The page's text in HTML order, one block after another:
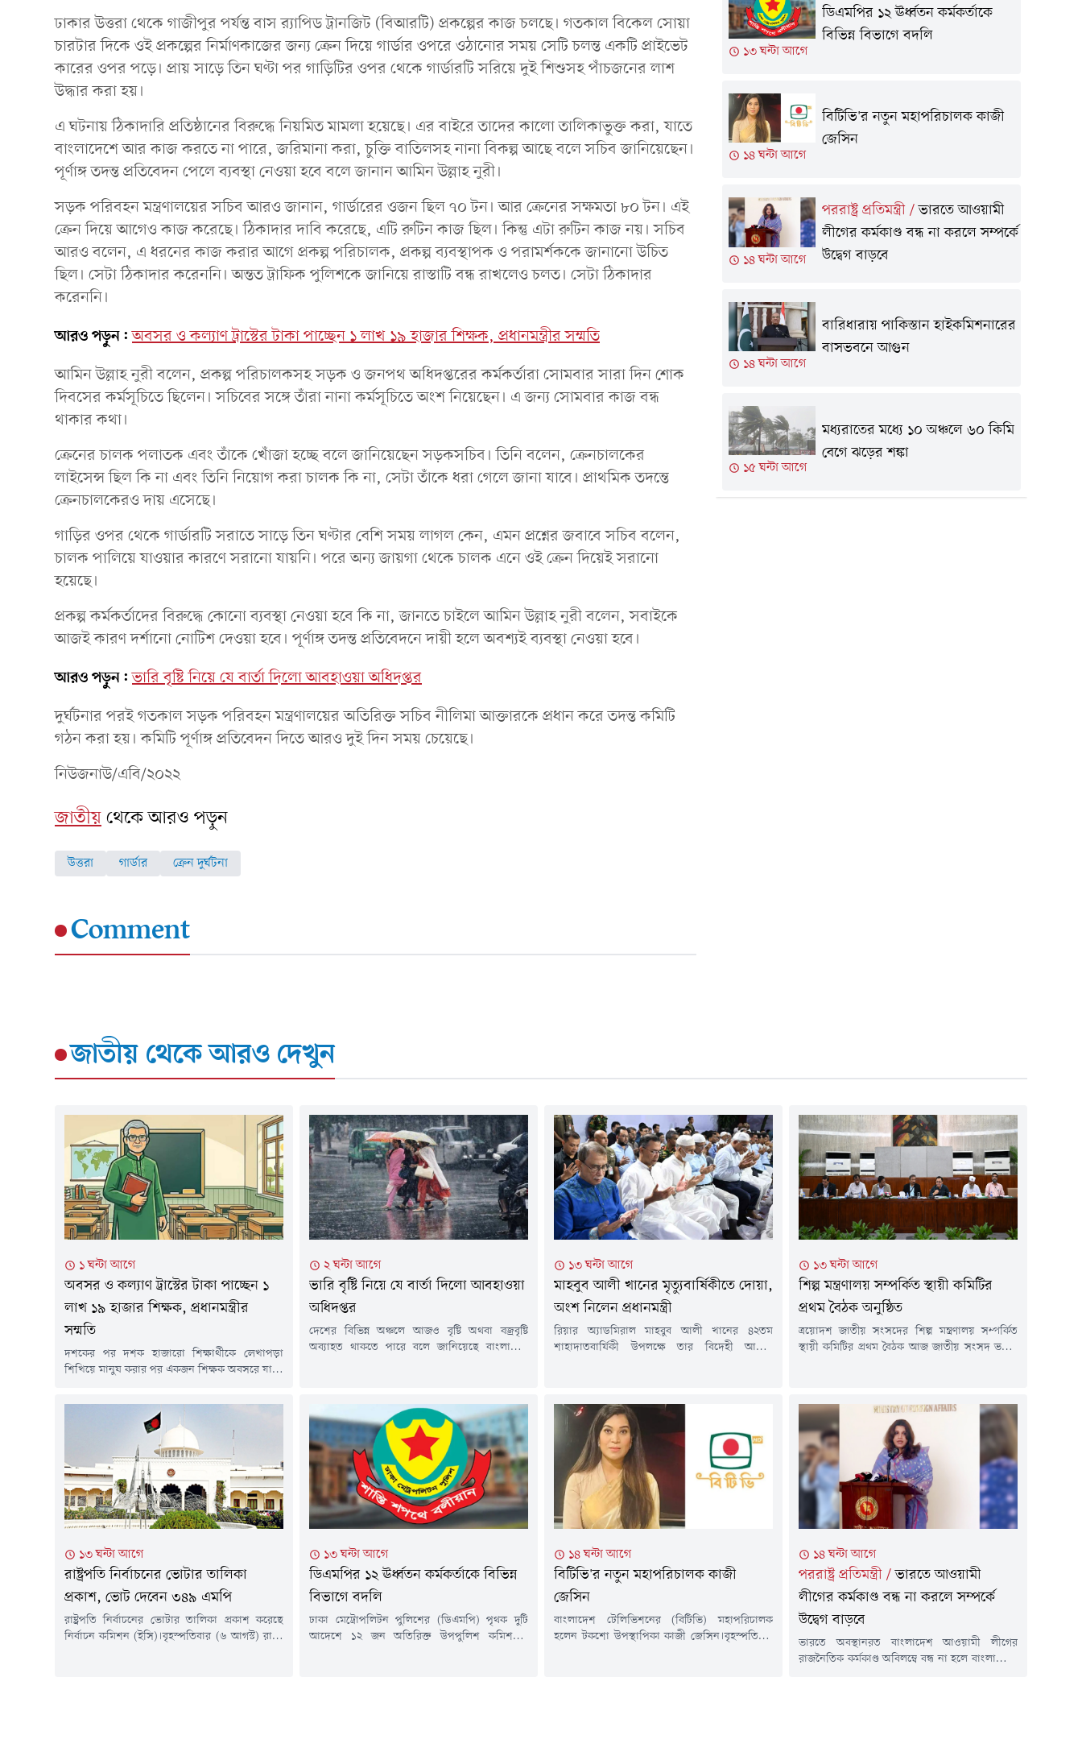
ঢাকার উত্তরা থেকে গাজীপুর পর্যন্ত বাস র‌্যাপিড ট্রানজিট (বিআরটি) প্রকল্পের কাজ চলছে। গতকাল বিকেল সোয়া
চারটার দিকে ওই প্রকল্পের নির্মাণকাজের জন্য ক্রেন দিয়ে গার্ডার ওপরে ওঠানোর সময় সেটি চলন্ত একটি প্রাইভেট
কারের ওপর পড়ে। প্রায় সাড়ে তিন ঘণ্টা পর গাড়িটির ওপর থেকে গার্ডারটি সরিয়ে দুই শিশুসহ পাঁচজনের লাশ
উদ্ধার করা হয়।
এ ঘটনায় ঠিকাদারি প্রতিষ্ঠানের বিরুদ্ধে নিয়মিত মামলা হয়েছে। এর বাইরে তাদের কালো তালিকাভুক্ত করা, যাতে
বাংলাদেশে আর কাজ করতে না পারে, জরিমানা করা, চুক্তি বাতিলসহ নানা বিকল্প আছে বলে সচিব জানিয়েছেন।
পূর্ণাঙ্গ তদন্ত প্রতিবেদন পেলে ব্যবস্থা নেওয়া হবে বলে জানান আমিন উল্লাহ নুরী।
সড়ক পরিবহন মন্ত্রণালয়ের সচিব আরও জানান, গার্ডারের ওজন ছিল ৭০ টন। আর ক্রেনের সক্ষমতা ৮০ টন। এই
ক্রেন দিয়ে আগেও কাজ করেছে। ঠিকাদার দাবি করেছে, এটি রুটিন কাজ ছিল। কিন্তু এটা রুটিন কাজ নয়। সচিব
আরও বলেন, এ ধরনের কাজ করার আগে প্রকল্প পরিচালক, প্রকল্প ব্যবস্থাপক ও পরামর্শককে জানানো উচিত
ছিল। সেটা ঠিকাদার করেননি। অন্তত ট্রাফিক পুলিশকে জানিয়ে রাস্তাটি বন্ধ রাখলেও চলত। সেটা ঠিকাদার
করেননি।
আরও পড়ুন: অবসর ও কল্যাণ ট্রাস্টের টাকা পাচ্ছেন ১ লাখ ১৯ হাজার শিক্ষক, প্রধানমন্ত্রীর সম্মতি
আমিন উল্লাহ নুরী বলেন, প্রকল্প পরিচালকসহ সড়ক ও জনপথ অধিদপ্তরের কর্মকর্তারা সোমবার সারা দিন শোক
দিবসের কর্মসূচিতে ছিলেন। সচিবের সঙ্গে তাঁরা নানা কর্মসূচিতে অংশ নিয়েছেন। এ জন্য সোমবার কাজ বন্ধ
থাকার কথা।
ক্রেনের চালক পলাতক এবং তাঁকে খোঁজা হচ্ছে বলে জানিয়েছেন সড়কসচিব। তিনি বলেন, ক্রেনচালকের
লাইসেন্স ছিল কি না এবং তিনি নিয়োগ করা চালক কি না, সেটা তাঁকে ধরা গেলে জানা যাবে। প্রাথমিক তদন্তে
ক্রেনচালকেরও দায় এসেছে।
গাড়ির ওপর থেকে গার্ডারটি সরাতে সাড়ে তিন ঘণ্টার বেশি সময় লাগল কেন, এমন প্রশ্নের জবাবে সচিব বলেন,
চালক পালিয়ে যাওয়ার কারণে সরানো যায়নি। পরে অন্য জায়গা থেকে চালক এনে ওই ক্রেন দিয়েই সরানো
হয়েছে।
প্রকল্প কর্মকর্তাদের বিরুদ্ধে কোনো ব্যবস্থা নেওয়া হবে কি না, জানতে চাইলে আমিন উল্লাহ নুরী বলেন, সবাইকে
আজই কারণ দর্শানো নোটিশ দেওয়া হবে। পূর্ণাঙ্গ তদন্ত প্রতিবেদনে দায়ী হলে অবশ্যই ব্যবস্থা নেওয়া হবে।
আরও পড়ুন: ভারি বৃষ্টি নিয়ে যে বার্তা দিলো আবহাওয়া অধিদপ্তর
দুর্ঘটনার পরই গতকাল সড়ক পরিবহন মন্ত্রণালয়ের অতিরিক্ত সচিব নীলিমা আক্তারকে প্রধান করে তদন্ত কমিটি
গঠন করা হয়। কমিটি পূর্ণাঙ্গ প্রতিবেদন দিতে আরও দুই দিন সময় চেয়েছে।
নিউজনাউ/এবি/২০২২
জাতীয়থেকে আরও পড়ুন
উত্তরা গার্ডার ক্রেন দুর্ঘটনা
Comment
১৩ ঘন্টা আগে
ডিএমপির ১২ ঊর্ধ্বতন কর্মকর্তাকে
বিভিন্ন বিভাগে বদলি
১৪ ঘন্টা আগে
বিটিভি'র নতুন মহাপরিচালক কাজী
জেসিন
১৪ ঘন্টা আগে
পররাষ্ট্র প্রতিমন্ত্রী/ভারতে আওয়ামী
লীগের কর্মকাণ্ড বন্ধ না করলে সম্পর্কে
উদ্বেগ বাড়বে
১৪ ঘন্টা আগে
বারিধারায় পাকিস্তান হাইকমিশনারের
বাসভবনে আগুন
১৫ ঘন্টা আগে
মধ্যরাতের মধ্যে ১০ অঞ্চলে ৬০ কিমি
বেগে ঝড়ের শঙ্কা
জাতীয় থেকে আরও দেখুন
১ ঘন্টা আগে
অবসর ও কল্যাণ ট্রাস্টের টাকা পাচ্ছেন ১
লাখ ১৯ হাজার শিক্ষক, প্রধানমন্ত্রীর
সম্মতি
দশকের পর দশক হাজারো শিক্ষার্থীকে লেখাপড়া
শিখিয়ে মানুষ করার পর একজন শিক্ষক অবসরে যান।
নিজের সঞ্চিত অবসরের টাকা ভরসা তাদের। কিন্তু এ
টাকা সময়মতো ফেরত না পাওয়ায় চরম ভোগান্তিতে
পড়তে হয়েছিল তাদের। অবশেষে সেই ভোগান্তি
কমানোর উদ্যোগ নিয়েছে বিএনপি সরকার।
উদ্যোগের অংশ হিসেবে...
২ ঘন্টা আগে
ভারি বৃষ্টি নিয়ে যে বার্তা দিলো আবহাওয়া
অধিদপ্তর
দেশের বিভিন্ন অঞ্চলে আজও বৃষ্টি অথবা বজ্রবৃষ্টি
অব্যাহত থাকতে পারে বলে জানিয়েছে বাংলাদেশ
বর্ষণের সম্ভাবনা রয়েছে।শুক্রবার (৭ আগস্ট) সন্ধ্যা ৬টা
পর্যন্ত দেওয়া পূর্বাভাসে এ তথ্য জানানো হয়।এতে বলা
হয়েছে, মৌসুমি বায়ুর অক্ষের...
১৩ ঘন্টা আগে
মাহবুব আলী খানের মৃত্যুবার্ষিকীতে দোয়া,
অংশ নিলেন প্রধানমন্ত্রী
রিয়ার অ্যাডমিরাল মাহবুব আলী খানের ৪২তম
শাহাদাতবার্ষিকী উপলক্ষে তার বিদেহী আত্মার
ভবনে' তার পরিবারের পক্ষ থেকে এই দোয়া
মাহফিলের আয়োজন করা হয়।প্রধানমন্ত্রী তারেক
রহমান এবং শহীদ মাহবুব আলী খানের কন্যা ও
প্রধানমন্ত্রীর...
১৩ ঘন্টা আগে
শিল্প মন্ত্রণালয় সম্পর্কিত স্থায়ী কমিটির
প্রথম বৈঠক অনুষ্ঠিত
ত্রয়োদশ জাতীয় সংসদের শিল্প মন্ত্রণালয় সম্পর্কিত
স্থায়ী কমিটির প্রথম বৈঠক আজ জাতীয় সংসদ ভবনে
গুরুত্বারোপ করা হয়।পাশাপাশি, উন্নয়ন প্রকল্পসমূহ
নির্ধারিত সময়ের মধ্যে সম্পন্ন করা, বরাদ্দের যথাযথ
ব্যবহার নিশ্চিত করা, শিল্পখাতের প্রতিযোগিতা
সক্ষমতা...
১৩ ঘন্টা আগে
রাষ্ট্রপতি নির্বাচনের ভোটার তালিকা
প্রকাশ, ভোট দেবেন ৩৪৯ এমপি
রাষ্ট্রপতি নির্বাচনের ভোটার তালিকা প্রকাশ করেছে
নির্বাচন কমিশন (ইসি)।বৃহস্পতিবার (৬ আগস্ট) রাতে
১৩ ঘন্টা আগে
ডিএমপির ১২ ঊর্ধ্বতন কর্মকর্তাকে বিভিন্ন
বিভাগে বদলি
ঢাকা মেট্রোপলিটন পুলিশের (ডিএমপি) পৃথক দুটি
আদেশে ১২ জন অতিরিক্ত উপপুলিশ কমিশনার
১৪ ঘন্টা আগে
বিটিভি'র নতুন মহাপরিচালক কাজী
জেসিন
বাংলাদেশ টেলিভিশনের (বিটিভি) মহাপরিচালক
হলেন টকশো উপস্থাপিকা কাজী জেসিন।বৃহস্পতিবার
১৪ ঘন্টা আগে
পররাষ্ট্র প্রতিমন্ত্রী /ভারতে আওয়ামী
লীগের কর্মকাণ্ড বন্ধ না করলে সম্পর্কে
উদ্বেগ বাড়বে
ভারতে অবস্থানরত বাংলাদেশ আওয়ামী লীগের
রাজনৈতিক কর্মকাণ্ড অবিলম্বে বন্ধ না হলে বাংলাদেশ-